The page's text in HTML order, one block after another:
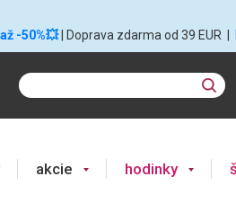
-50%💥 | Doprava zdarma od 39 EUR
akcie hodinky